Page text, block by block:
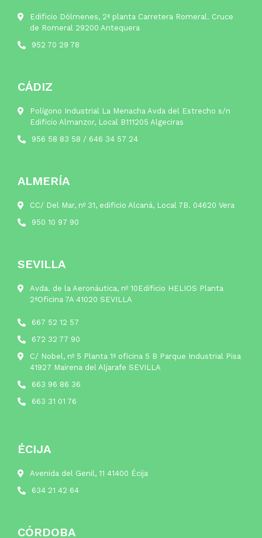
Edificio Dólmenes, 2ª planta Carretera Romeral. Cruce
de Romeral 29200 Antequera
952 70 29 78
CÁDIZ
Polígono Industrial La Menacha Avda del Estrecho s/n
Edificio Almanzor, Local B111205 Algeciras
956 58 83 58 / 646 34 57 24
ALMERÍA
CC/ Del Mar, nº 31, edificio Alcaná, Local 7B. 04620 Vera
950 10 97 90
SEVILLA
Avda. de la Aeronáutica, nº 10Edificio HELIOS Planta
2ªOficina 7A 41020 SEVILLA
667 52 12 57
672 32 77 90
C/ Nobel, nº 5 Planta 1ª oficina 5 B Parque Industrial Pisa
41927 Mairena del Aljarafe SEVILLA
663 96 86 36
663 31 01 76
ÉCIJA
Avenida del Genil, 11 41400 Écija
634 21 42 64
CÓRDOBA